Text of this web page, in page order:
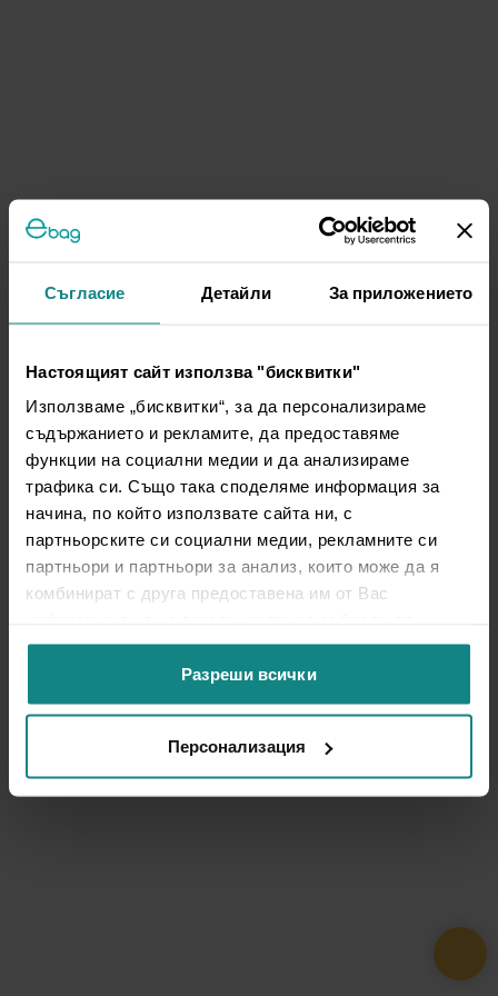
Съгласие Детайли За приложението
Настоящият сайт използва "бисквитки"
Използваме „бисквитки“, за да персонализираме
съдържанието и рекламите, да предоставяме
функции на социални медии и да анализираме
трафика си. Също така споделяме информация за
начина, по който използвате сайта ни, с
партньорските си социални медии, рекламните си
партньори и партньори за анализ, които може да я
комбинират с друга предоставена им от Вас
ползването от Ваша страна на услугите им.
Разреши всички
Персонализация